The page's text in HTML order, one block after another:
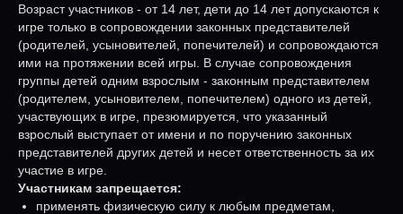
Возраст участников - от 14 лет, дети до 14 лет допускаются к
игре только в сопровождении законных представителей
(родителей, усыновителей, попечителей) и сопровождаются
ими на протяжении всей игры. В случае сопровождения
группы детей одним взрослым - законным представителем
(родителем, усыновителем, попечителем) одного из детей,
участвующих в игре, презюмируется, что указанный
взрослый выступает от имени и по поручению законных
представителей других детей и несет ответственность за их
участие в игре.
Участникам запрещается:
применять физическую силу к любым предметам,